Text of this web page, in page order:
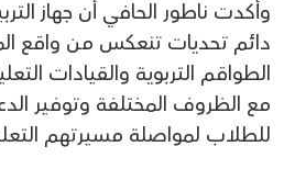
وأكدت ناطور الحافي أن جهاز
دائم تحديات تنعكس من واقع
الطواقم التربوية والقيادات
مع الظروف المختلفة وتوفير
للطلاب لمواصلة مسيرتهم